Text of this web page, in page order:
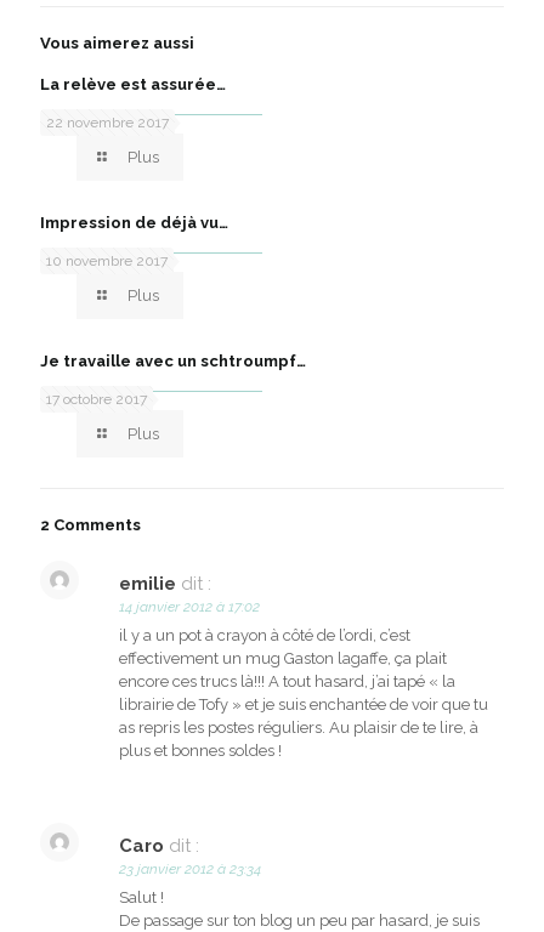
Vous aimerez aussi
22 novembre 2017
La relève est assurée…
Plus
10 novembre 2017
Impression de déjà vu…
Plus
17 octobre 2017
Je travaille avec un schtroumpf…
Plus
2 Comments
emilie dit :
14 janvier 2012 à 17:02
il y a un pot à crayon à côté de l’ordi, c’est
effectivement un mug Gaston lagaffe, ça plait
encore ces trucs là!!! A tout hasard, j’ai tapé « la
librairie de Tofy » et je suis enchantée de voir que tu
as repris les postes réguliers. Au plaisir de te lire, à
plus et bonnes soldes !
Caro dit :
23 janvier 2012 à 23:34
Salut !
De passage sur ton blog un peu par hasard, je suis